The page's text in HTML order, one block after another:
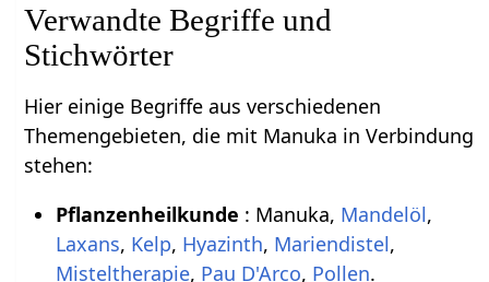
Verwandte Begriffe und
Stichwörter
Hier einige Begriffe aus verschiedenen
Themengebieten, die mit Manuka in Verbindung
stehen:
Pflanzenheilkunde : Manuka, Mandelöl,
Laxans, Kelp, Hyazinth, Mariendistel,
Misteltherapie, Pau D'Arco, Pollen.